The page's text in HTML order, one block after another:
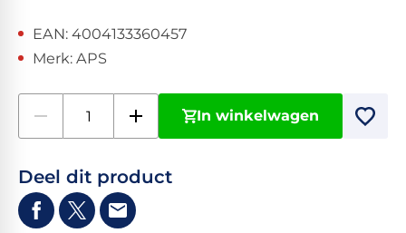
EAN: 4004133360457
Merk: APS
In winkelwagen
Deel dit product